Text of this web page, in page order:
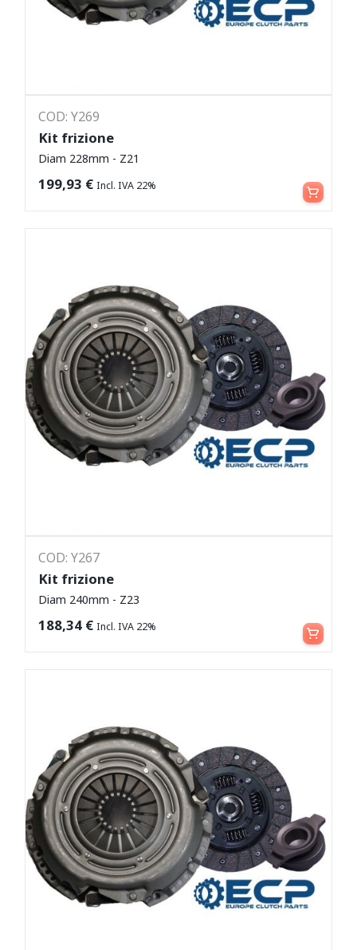
COD: Y269
Kit frizione
Diam 228mm - Z21
199,93 € Incl. IVA 22% Leggi tutto
COD: Y267
Kit frizione
Diam 240mm - Z23
188,34 € Incl. IVA 22% Leggi tutto